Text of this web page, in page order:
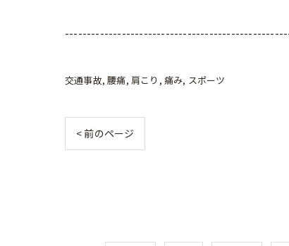
交通事故 腰痛 肩こり 痛み スポーツ
< 前のページ